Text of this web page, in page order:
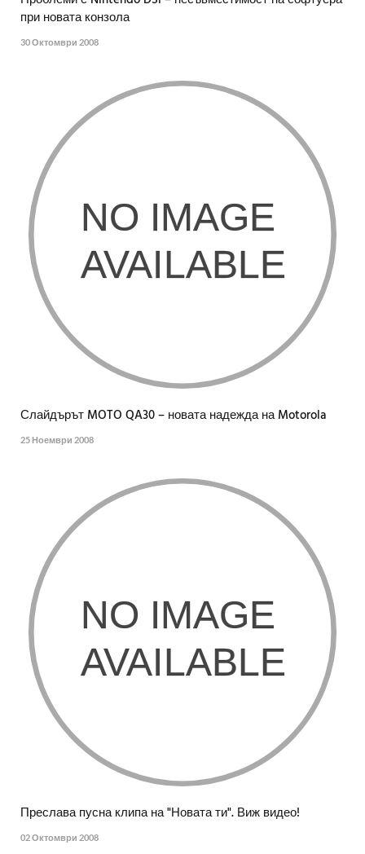
при новата конзола
30 Октомври 2008
Слайдърът MOTO QA30 – новата надежда на Motorola
25 Ноември 2008
Преслава пусна клипа на "Новата ти". Виж видео!
02 Октомври 2008